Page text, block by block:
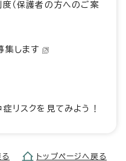
（保護者の方へのご案
集します
リスクを見てみよう！
トップページへ戻る